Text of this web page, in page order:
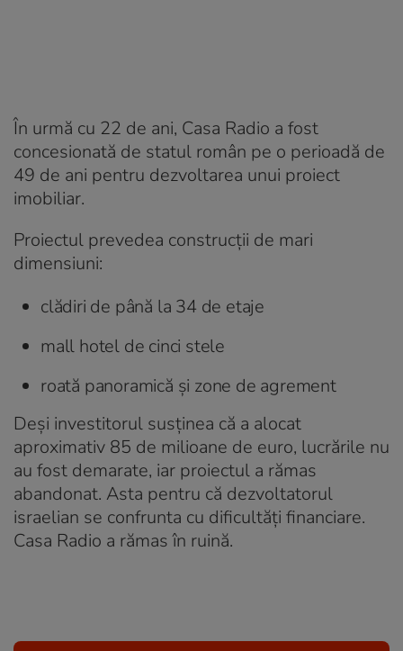
În urmă cu 22 de ani, Casa Radio a fost
concesionată de statul român pe o perioadă de
49 de ani pentru dezvoltarea unui proiect
imobiliar.
Proiectul prevedea construcții de mari
dimensiuni:
clădiri de până la 34 de etaje
mall hotel de cinci stele
roată panoramică și zone de agrement
Deși investitorul susținea că a alocat
aproximativ 85 de milioane de euro, lucrările nu
au fost demarate, iar proiectul a rămas
abandonat. Asta pentru că dezvoltatorul
israelian se confrunta cu dificultăți financiare.
Casa Radio a rămas în ruină.